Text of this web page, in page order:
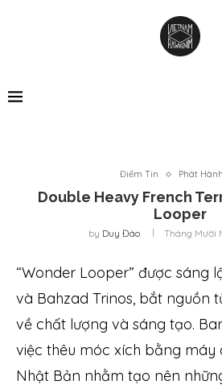
Điểm Tin Phát
Double Heavy French
Looper
by Duy Đào Tháng Mười
“Wonder Looper” được sáng
và Bahzad Trinos, bắt nguồn
về chất lượng và sáng tạo.
việc thêu móc xích bằng máy
Nhật Bản nhằm tạo nên